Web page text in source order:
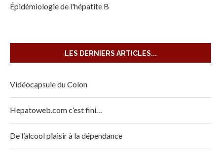
Épidémiologie de l'hépatite B
LES DERNIERS ARTICLES...
Vidéocapsule du Colon
Hepatoweb.com c’est fini…
De l’alcool plaisir à la dépendance